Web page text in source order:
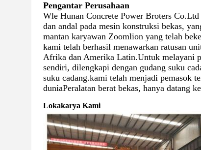
Pengantar Perusahaan
Wle Hunan Concrete Power Broters
dan andal pada mesin konstruksi bekas,
mantan karyawan Zoomlion yang telah
kami telah berhasil menawarkan ratusan
Afrika dan Amerika Latin.Untuk melayani
sendiri, dilengkapi dengan gudang suku
suku cadang.kami telah menjadi pemasok
duniaPeralatan berat bekas, hanya datang
Lokakarya Kami